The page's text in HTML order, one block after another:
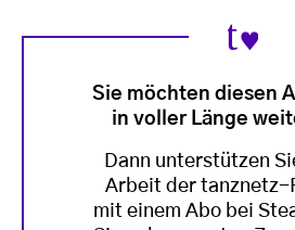
Sie möchten diesen
in voller Länge
Dann unterstützen
Arbeit der tanznetz-
mit einem Abo bei